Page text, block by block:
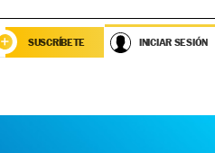
SUSCRÍBETE INICIAR SESIÓN